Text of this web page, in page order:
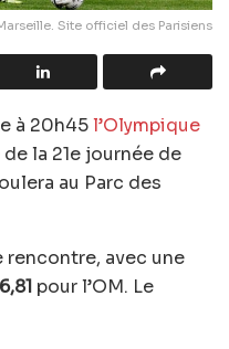
Site officiel des Parisiens
à 20h45l’Olympique
la 21e journée de
au Parc des
rencontre, avec une
6,81 pour l’OM. Le